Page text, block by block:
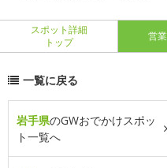
スポット詳細
トップ
営
一覧に戻る
岩手県のGWおでかけスポッ
ト一覧へ